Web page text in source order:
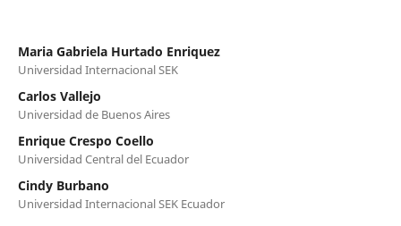
Maria Gabriela Hurtado Enriquez
Universidad Internacional SEK
Carlos Vallejo
Universidad de Buenos Aires
Enrique Crespo Coello
Universidad Central del Ecuador
Cindy Burbano
Universidad Internacional SEK Ecuador